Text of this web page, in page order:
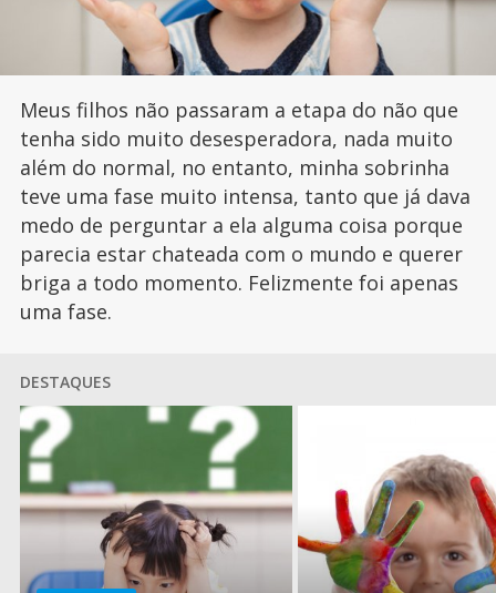
Meus filhos não passaram a etapa do não que
tenha sido muito desesperadora, nada muito
além do normal, no entanto, minha sobrinha
teve uma fase muito intensa, tanto que já dava
medo de perguntar a ela alguma coisa porque
parecia estar chateada com o mundo e querer
briga a todo momento. Felizmente foi apenas
uma fase.
DESTAQUES